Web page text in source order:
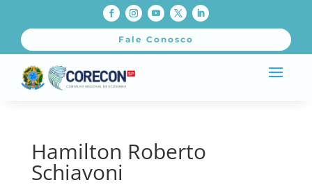
Fale Conosco
Hamilton Roberto
Schiavoni